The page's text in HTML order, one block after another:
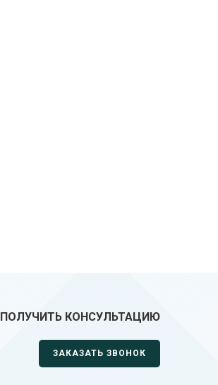
ПОЛУЧИТЬ КОНСУЛЬТАЦИЮ
ЗАКАЗАТЬ ЗВОНОК